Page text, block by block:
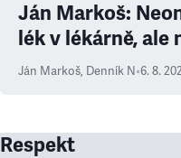
Ján Markoš:
lék v lékárně, ale
Ján Markoš, Denník N•6. 8.
Respekt